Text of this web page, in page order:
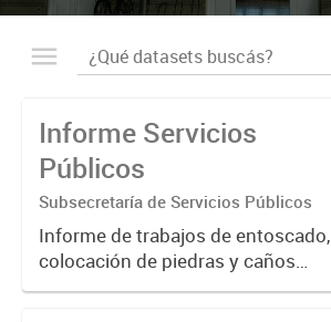
Informe Servicios
Públicos
Subsecretaría de Servicios Públicos
Informe de trabajos de entoscado,
colocación de piedras y caños
(zanjeo - cruce de calles) Informe